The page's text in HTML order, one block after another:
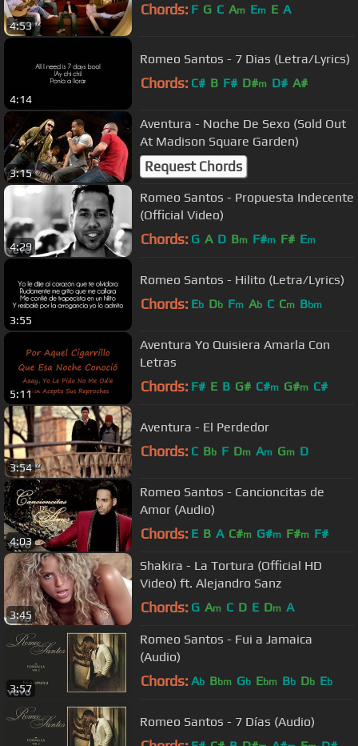
4:53
Chords: F G C Am Em E A
4:14
Romeo Santos - 7 Dias (Letra/Lyrics)
Chords: C# B F# D#m D# A#
3:15
Aventura - Noche De Sexo (Sold Out
At Madison Square Garden)
Request Chords
4:29
Romeo Santos - Propuesta Indecente
(Official Video)
Chords: G A D Bm F#m F# Em
3:55
Romeo Santos - Hilito (Letra/Lyrics)
Chords: Eb Db Fm Ab C Cm Bbm
5:11
Aventura Yo Quisiera Amarla Con
Letras
Chords: F# E B G# C#m G#m C#
3:54
Aventura - El Perdedor
Chords: C Bb F Dm Am Gm D
4:03
Romeo Santos - Cancioncitas de
Amor (Audio)
Chords: E B A C#m G#m F#m F#
3:45
Shakira - La Tortura (Official HD
Video) ft. Alejandro Sanz
Chords: G Am C D E Dm A
3:57
Romeo Santos - Fui a Jamaica
(Audio)
Chords: Ab Bbm Gb Ebm Bb Db Eb
Romeo Santos - 7 Días (Audio)